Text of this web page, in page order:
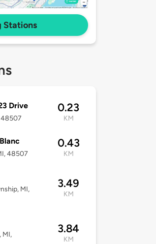
Stations
Drive
48507
0.23
KM
48507
0.43
KM
MI,
3.49
KM
MI,
3.84
KM